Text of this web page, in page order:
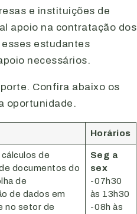
e instituições de
apoio na contratação dos
estudantes
necessários.
Confira abaixo os
oportunidade.
Horários
de
documentos do
de
de dados em
no setor de
Seg a
sex
-07h30
às 13h30
-08h às